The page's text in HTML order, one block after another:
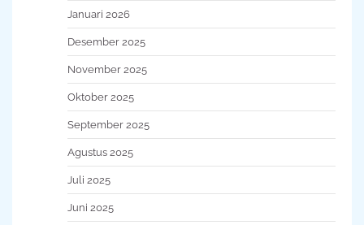
Januari 2026
Desember 2025
November 2025
Oktober 2025
September 2025
Agustus 2025
Juli 2025
Juni 2025